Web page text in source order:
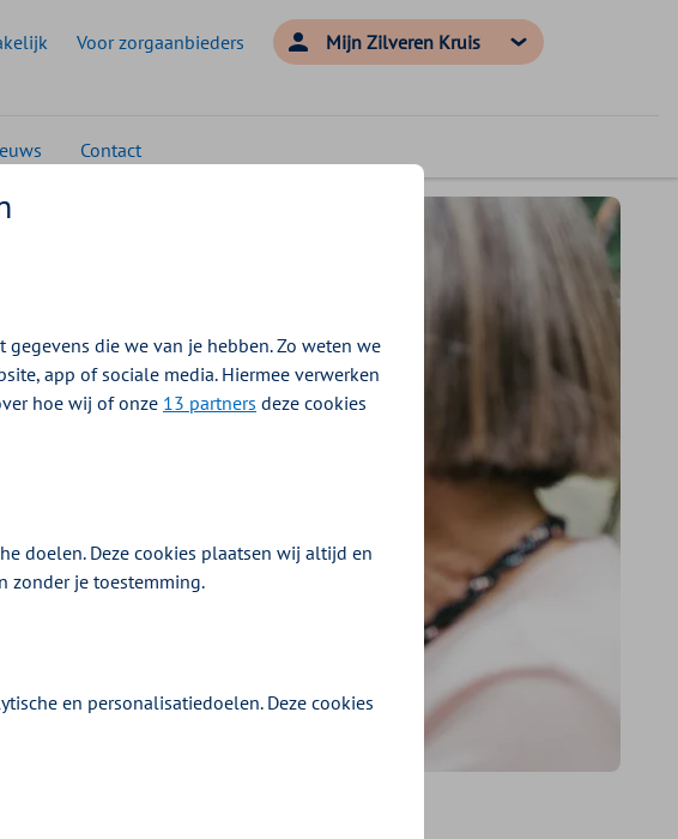
Voor zorgaanbieders Mijn Zilveren Kruis
Contact
die we van je hebben. Zo weten we
app of sociale media. Hiermee verwerken
hoe wij of onze 13 partners deze cookies
doelen. Deze cookies plaatsen wij altijd en
zonder je toestemming.
en personalisatiedoelen. Deze cookies